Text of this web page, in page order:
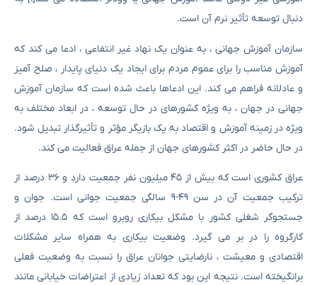
دنبال توسعه تأثیر نرم آن است.
سازمان آموزش جهانی ، به عنوان یک نهاد غیر انتفاعی ، ادعا می کند که
آموزش مناسب را برای عموم مردم برای ایجاد یک دنیای پایدار ، صلح آمیز
و عادلانه فراهم می کند. این ادعاها باعث شده است که سازمان آموزش
جهانی در جهان ، به ویژه کشورهای در حال توسعه ، در ابعاد مختلف به
ویژه در زمینه آموزش و اقتصاد به یک بازیگر مؤثر و تأثیرگذار تبدیل شود.
در حال حاضر در اکثر کشورهای جهان از جمله عراق فعالیت می کند.
عراق کشوری است که بیش از ۴۵ میلیون نفر جمعیت دارد و ۳۶ درصد از
ترکیب جمعیت آن در سن ۴۹-۹ سالگی جمعیت جوانی است. جوان و
جستجوگر شغلی کشور با مشکل بیکاری روبرو است که ۱۵.۵ درصد از
کارگروه را در بر می گیرد. وضعیت بیکاری به همراه سایر مشکلات
اقتصادی و معیشت ، نارضایتی جوانان عراق را نسبت به وضعیت فعلی
برانگیخته است. نتیجه این بود که تعداد زیادی از اعتراضات خیابانی مانند